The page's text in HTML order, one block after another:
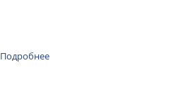
Подробнее